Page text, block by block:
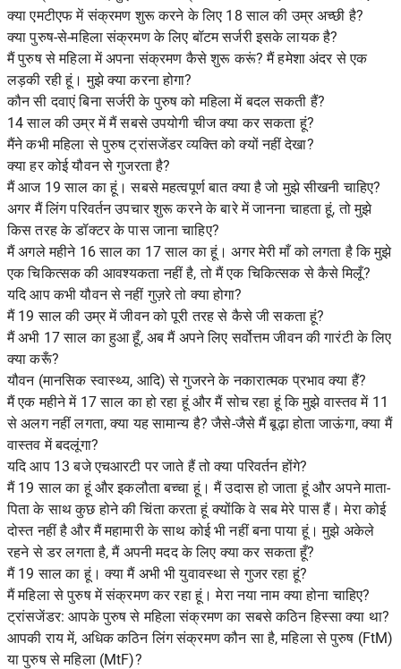
क्या एमटीएफ में संक्रमण शुरू करने के लिए 18 साल की उम्र अच्छी है?
क्या पुरुष-से-महिला संक्रमण के लिए बॉटम सर्जरी इसके लायक है?
मैं पुरुष से महिला में अपना संक्रमण कैसे शुरू करूं? मैं हमेशा अंदर से एक
लड़की रही हूं। मुझे क्या करना होगा?
कौन सी दवाएं बिना सर्जरी के पुरुष को महिला में बदल सकती हैं?
14 साल की उम्र में मैं सबसे उपयोगी चीज क्या कर सकता हूं?
मैंने कभी महिला से पुरुष ट्रांसजेंडर व्यक्ति को क्यों नहीं देखा?
क्या हर कोई यौवन से गुजरता है?
मैं आज 19 साल का हूं। सबसे महत्वपूर्ण बात क्या है जो मुझे सीखनी चाहिए?
अगर मैं लिंग परिवर्तन उपचार शुरू करने के बारे में जानना चाहता हूं, तो मुझे
किस तरह के डॉक्टर के पास जाना चाहिए?
मैं अगले महीने 16 साल का 17 साल का हूं। अगर मेरी माँ को लगता है कि मुझे
एक चिकित्सक की आवश्यकता नहीं है, तो मैं एक चिकित्सक से कैसे मिलूँ?
यदि आप कभी यौवन से नहीं गुज़रे तो क्या होगा?
मैं 19 साल की उम्र में जीवन को पूरी तरह से कैसे जी सकता हूं?
मैं अभी 17 साल का हुआ हूँ, अब मैं अपने लिए सर्वोत्तम जीवन की गारंटी के लिए
क्या करूँ?
यौवन (मानसिक स्वास्थ्य, आदि) से गुजरने के नकारात्मक प्रभाव क्या हैं?
मैं एक महीने में 17 साल का हो रहा हूं और मैं सोच रहा हूं कि मुझे वास्तव में 11
से अलग नहीं लगता, क्या यह सामान्य है? जैसे-जैसे मैं बूढ़ा होता जाऊंगा, क्या मैं
वास्तव में बदलूंगा?
यदि आप 13 बजे एचआरटी पर जाते हैं तो क्या परिवर्तन होंगे?
मैं 19 साल का हूं और इकलौता बच्चा हूं। मैं उदास हो जाता हूं और अपने माता-
पिता के साथ कुछ होने की चिंता करता हूं क्योंकि वे सब मेरे पास हैं। मेरा कोई
दोस्त नहीं है और मैं महामारी के साथ कोई भी नहीं बना पाया हूं। मुझे अकेले
रहने से डर लगता है, मैं अपनी मदद के लिए क्या कर सकता हूँ?
मैं 19 साल का हूं। क्या मैं अभी भी युवावस्था से गुजर रहा हूं?
मैं महिला से पुरुष में संक्रमण कर रहा हूं। मेरा नया नाम क्या होना चाहिए?
ट्रांसजेंडर: आपके पुरुष से महिला संक्रमण का सबसे कठिन हिस्सा क्या था?
आपकी राय में, अधिक कठिन लिंग संक्रमण कौन सा है, महिला से पुरुष (FtM)
या पुरुष से महिला (MtF)?